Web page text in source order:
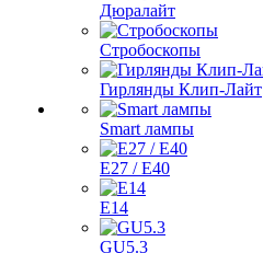
Дюралайт
Стробоскопы
Гирлянды Клип-Лайт
Smart лампы
E27 / E40
E14
GU5.3